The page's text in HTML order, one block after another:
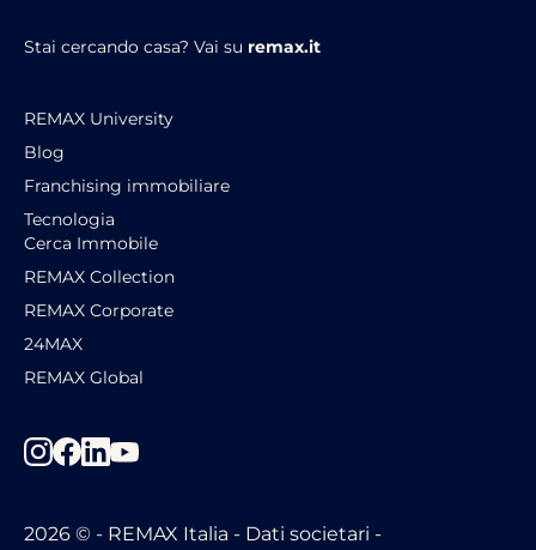
Stai cercando casa? Vai su remax.it
REMAX University
Blog
Franchising immobiliare
Tecnologia
Cerca Immobile
REMAX Collection
REMAX Corporate
24MAX
REMAX Global
2026 © - REMAX Italia - Dati societari -